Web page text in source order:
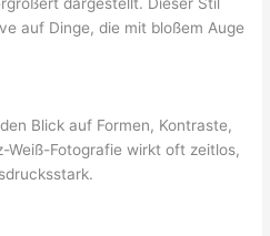
auf Dinge, die mit bloßem Auge
Blick auf Formen, Kontraste,
Weiß-Fotografie wirkt oft zeitlos,